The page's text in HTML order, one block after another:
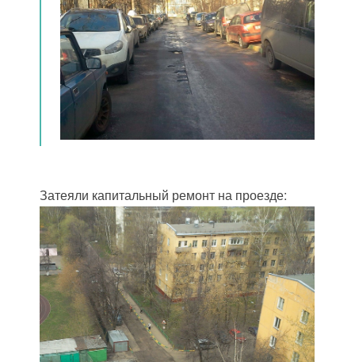
Затеяли капитальный ремонт на проезде: